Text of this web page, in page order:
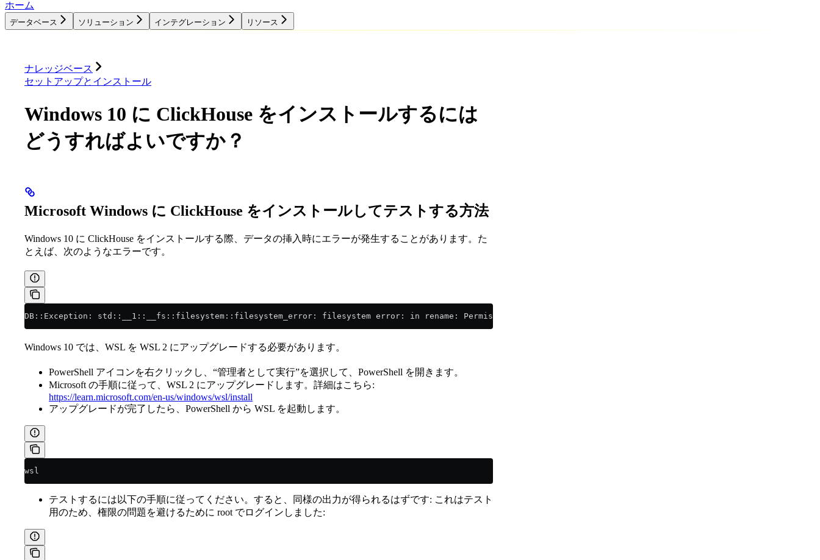
ホーム
データベース ソリューション インテグレーション リソース
ナレッジベース
セットアップとインストール
Windows 10 に ClickHouse をインストールするには
どうすればよいですか？
Microsoft Windows に ClickHouse をインストールしてテストする方法
Windows 10 に ClickHouse をインストールする際、データの挿入時にエラーが発生することがあります。た
とえば、次のようなエラーです。
DB::Exception: std::__1::__fs::filesystem::filesystem_error: filesystem error: in rename: Permission denied ["./store/711/71144174-d098-4056-8976-6ad1204205ec/
Windows 10 では、WSL を WSL 2 にアップグレードする必要があります。
PowerShell アイコンを右クリックし、“管理者として実行”を選択して、PowerShell を開きます。
Microsoft の手順に従って、WSL 2 にアップグレードします。詳細はこちら:
https://learn.microsoft.com/en-us/windows/wsl/install
アップグレードが完了したら、PowerShell から WSL を起動します。
wsl
テストするには以下の手順に従ってください。すると、同様の出力が得られるはずです: これはテスト
用のため、権限の問題を避けるために root でログインしました: